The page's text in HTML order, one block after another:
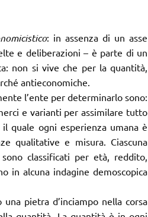
: in assenza di un asse
e deliberazioni – è parte di un
non si vive che per la quantità,
antieconomiche.
l’ente per determinarlo sono:
e varianti per assimilare tutto
quale ogni esperienza umana è
qualitative e misura. Ciascuna
classificati per età, reddito,
in alcuna indagine demoscopica
pietra d’inciampo nella corsa